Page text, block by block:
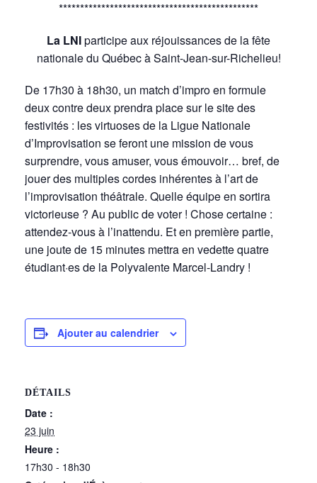
***********************************************
La LNIparticipe aux réjouissances de la fête
nationale du Québec à Saint-Jean-sur-Richelieu!
De 17h30 à 18h30, un match d’impro en formule
deux contre deux prendra place sur le site des
festivités : les virtuoses de la Ligue Nationale
d’Improvisation se feront une mission de vous
surprendre, vous amuser, vous émouvoir… bref, de
jouer des multiples cordes inhérentes à l’art de
l’improvisation théâtrale. Quelle équipe en sortira
victorieuse ? Au public de voter ! Chose certaine :
attendez-vous à l’inattendu. Et en première partie,
une joute de 15 minutes mettra en vedette quatre
étudiant·es de la Polyvalente Marcel-Landry !
Ajouter au calendrier
DÉTAILS
Date :
23 juin
Heure :
17h30 - 18h30